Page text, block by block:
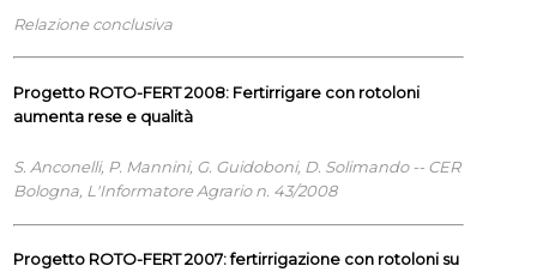
Relazione conclusiva
Progetto ROTO-FERT 2008: Fertirrigare con rotoloni
aumenta rese e qualità
S. Anconelli, P. Mannini, G. Guidoboni, D. Solimando -- CER
Bologna, L'Informatore Agrario n. 43/2008
Progetto ROTO-FERT 2007: fertirrigazione con rotoloni su